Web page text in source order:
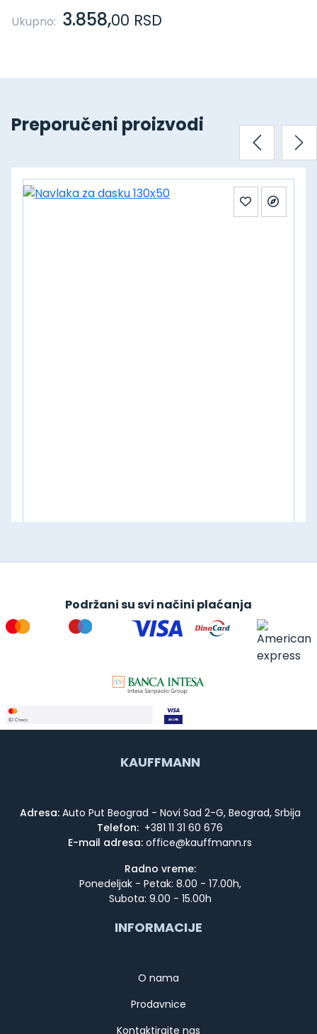
Ukupno: 3.858,00 RSD
Preporučeni proizvodi
Podržani su svi načini plaćanja
KAUFFMANN
Adresa:Auto Put Beograd - Novi Sad 2-G, Beograd, Srbija
Telefon: +381 11 31 60 676
E-mail adresa:
Radno vreme:
Ponedeljak - Petak: 8.00 - 17.00h,
Subota: 9.00 - 15.00h
INFORMACIJE
O nama
Prodavnice
Kontaktirajte nas